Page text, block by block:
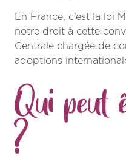
En France, c’est la loi
notre droit à cette
Centrale chargée de
adoptions
Qui peut
?